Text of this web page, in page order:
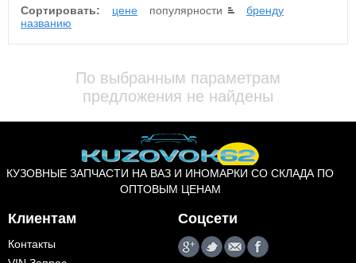
Сортировать: цене популярности
бренду
названию
По выбранным параметрам
предложения не найдены
КУЗОВНЫЕ ЗАПЧАСТИ НА ВАЗ И ИНОМАРКИ СО СКЛАДА ПО
ОПТОВЫМ ЦЕНАМ
Клиентам
Контакты
Соцсети